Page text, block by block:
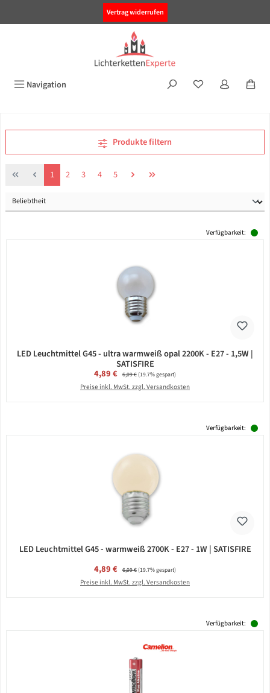
Vertrag widerrufen
Navigation
Produkte filtern
Seite
1 Seite
2 Seite
3 Seite
4 Seite
5
Verfügbarkeit:
LED Leuchtmittel G45 - ultra warmweiß opal 2200K - E27 - 1,5W |
SATISFIRE
Verkaufspreis:
4,89 € Regulärer Preis:
6,09 €(19.7% gespart)
Preise inkl. MwSt. zzgl. Versandkosten
Verfügbarkeit:
LED Leuchtmittel G45 - warmweiß 2700K - E27 - 1W | SATISFIRE
Verkaufspreis:
4,89 € Regulärer Preis:
6,09 €(19.7% gespart)
Preise inkl. MwSt. zzgl. Versandkosten
Verfügbarkeit: